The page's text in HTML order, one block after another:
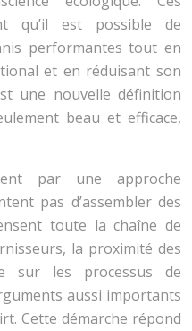
qu’il est possible de
performantes tout en
et en réduisant son
une nouvelle définition
beau et efficace,
par une approche
pas d’assembler des
toute la chaîne de
la proximité des
sur les processus de
aussi importants
Cette démarche répond